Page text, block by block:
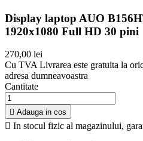
Display laptop AUO
1920x1080 Full HD 30 pini
270,00 lei
Cu TVALivrarea este gratuita la
adresa dumneavoastra
Cantitate
 Adauga in cos
 In stocul fizic al magazinului,